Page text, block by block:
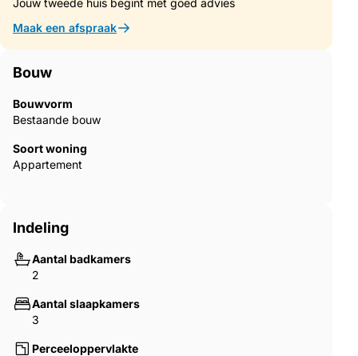
Jouw tweede huis begint met goed advies
Maak een afspraak
Bouw
Bouwvorm
Bestaande bouw
Soort woning
Appartement
Indeling
Aantal badkamers
2
Aantal slaapkamers
3
Perceeloppervlakte